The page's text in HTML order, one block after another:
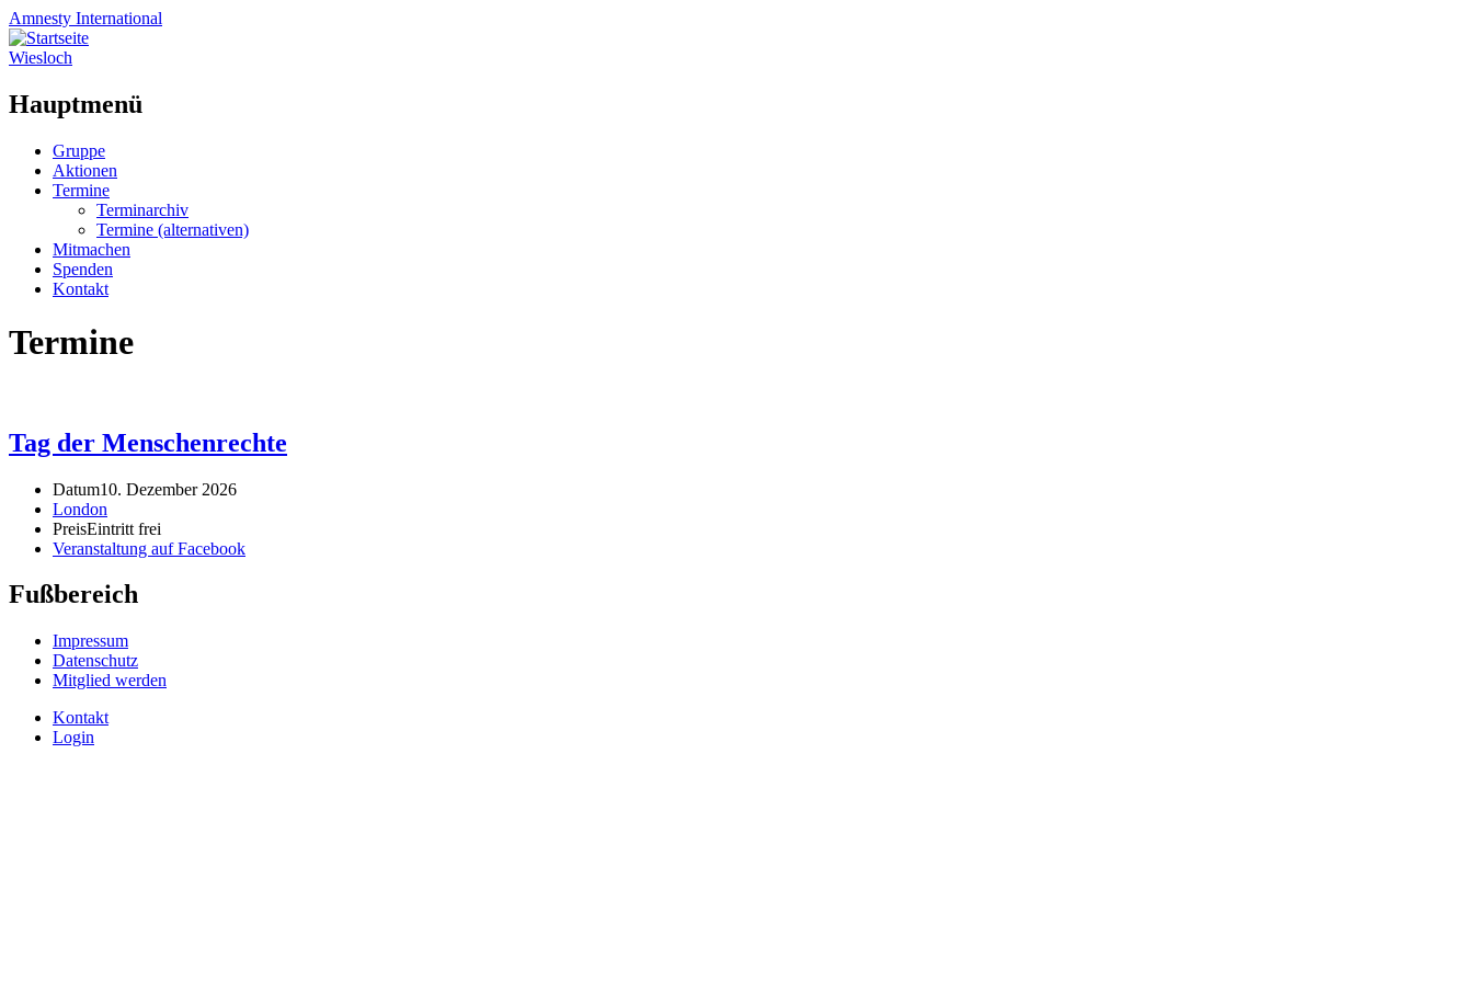
Amnesty International
Wiesloch
Hauptmenü
Zum
Inhalt
springen
Gruppe
Aktionen
Termine
Terminarchiv
Termine (alternativen)
Mitmachen
Spenden
Kontakt
Termine
Tag der Menschenrechte
Datum10. Dezember 2026
London
PreisEintritt frei
Veranstaltung auf Facebook
Fußbereich
Impressum
Datenschutz
Mitglied werden
Kontakt
Login